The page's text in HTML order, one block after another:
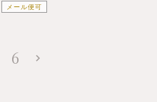
メール便可
6